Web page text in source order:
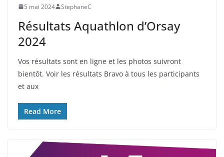
5 mai 2024 StephaneC
Résultats Aquathlon d’Orsay
2024
Vos résultats sont en ligne et les photos suivront
bientôt. Voir les résultats Bravo à tous les participants
et aux
Read More